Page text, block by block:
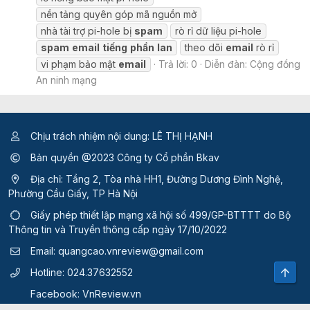
nền tảng quyên góp mã nguồn mở
nhà tài trợ pi-hole bị spam
rò rỉ dữ liệu pi-hole
spam email tiếng phần lan theo dõi email rò rỉ
vi phạm bảo mật email Trả lời: 0 Diễn đàn: Cộng đồng
An ninh mạng
Chịu trách nhiệm nội dung: LÊ THỊ HẠNH
Bản quyền @2023 Công ty Cổ phần Bkav
Địa chỉ: Tầng 2, Tòa nhà HH1, Đường Dương Đình Nghệ,
Phường Cầu Giấy, TP Hà Nội
Giấy phép thiết lập mạng xã hội số 499/GP-BTTTT do Bộ
Thông tin và Truyền thông cấp ngày 17/10/2022
Email: quangcao.vnreview@gmail.com
Hotline: 024.37632552
Facebook: VnReview.vn